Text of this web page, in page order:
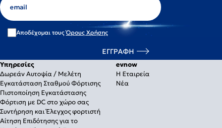
Αποδέχομαι τουςΌρους Χρήσης
Υπηρεσίες
Δωρεάν Αυτοψία / Μελέτη
Εγκατάσταση Σταθμού Φόρτισης
Πιστοποίηση Εγκατάστασης
Φόρτιση με DC στο χώρο σας
Συντήρηση και Έλεγχος φορτιστή
Αίτηση Επιδότησης για το
evnow
Η Εταιρεία
Νέα